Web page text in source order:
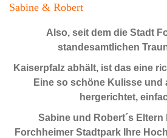
Sabine & Robert
Also, seit dem die Stadt
standesamtlichen
Kaiserpfalz abhält, ist das eine
Eine so schöne Kulisse und
hergerichtet,
Sabine und Robert´s
Forchheimer Stadtpark Ihre